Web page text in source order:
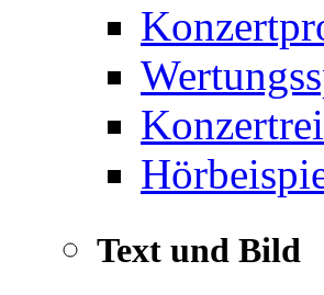
Text und Bild